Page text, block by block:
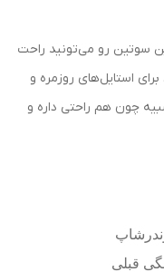
سوتین رو می‌تونید راحت
استایل‌های روزمره و
چون هم راحتی داره و
قبلی